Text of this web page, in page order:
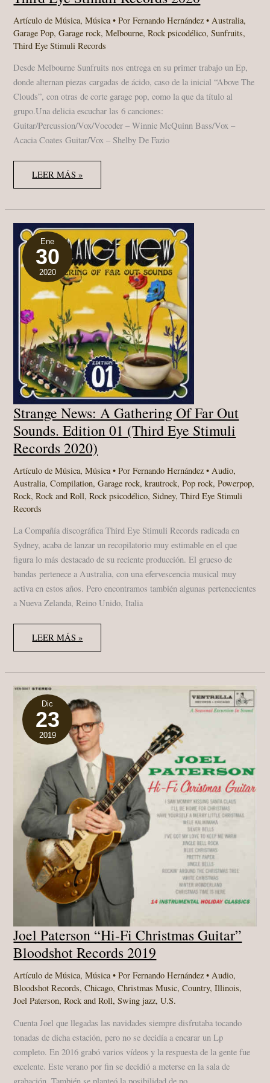
Artículo de Música,Música• PorFernando Hernández•Australia,
Garage Pop,Garage rock,Melbourne,Rock psicodélico,Sunfruits,
Third Eye Stimuli Records
Desde Melbourne Sunfruits nos entrega en su primer trabajo un Ep,
donde alternan piezas cargadas de ácido, caso de la inicial “Above The
Clouds”, con otras de corte garage pop, como la que da título al
grupo.Una delicia escuchar las 6 canciones:
Guitar/Percussion/Vox/Vocoder – Winnie McQuinn Bass/Vox –
Acacia Coates Guitar/Vox – Shelby De Fazio
SUNFRUITS
“CERTIFIED
ORGANICS”
THIRD
STIMULI
RECORDS
2020
LEER MÁS »
Ene
30
2020
Strange News: A Gathering Of Far Out
Sounds. Edition 01 (Third Eye Stimuli
Records 2020)
Artículo de Música,Música • PorFernando Hernández• Audio,
Australia,Compilation,Garage rock,krautrock,Pop rock,Powerpop,
Rock,Rock and Roll,Rock psicodélico,Sidney,Third Eye Stimuli
Records
La Compañía discográfica Third Eye Stimuli Records radicada en
Sydney, acaba de lanzar un recopilatorio muy estimable en el que
figura lo más destacado de su reciente producción. El grueso de
bandas pertenece a Australia, con una efervescencia musical muy
activa en estos años. Pero encontramos también algunas pertenecientes
a Nueva Zelanda, Reino Unido, Italia
STRANGE
NEWS:
A
OF
OUT
SOUNDS.
EDITION
01
(THIRD
EYE
STIMULI
RECORDS
LEER MÁS »
Dic
23
2019
Joel Paterson “Hi-Fi Christmas Guitar”
Bloodshot Records ‎2019
Artículo de Música,Música• PorFernando Hernández•Audio,
Bloodshot Records,Chicago,Christmas Music,Country,Illinois,
Joel Paterson,Rock and Roll,Swing jazz,U.S.
Cuenta Joel que llegadas las navidades siempre disfrutaba tocando
tonadas de dicha estación, pero no se decidía a encarar un Lp
completo. En 2016 grabó varios vídeos y la respuesta de la gente fue
excelente. Este verano por fin se decidió a meterse en la sala de
grabación. También se planteó la posibilidad de no